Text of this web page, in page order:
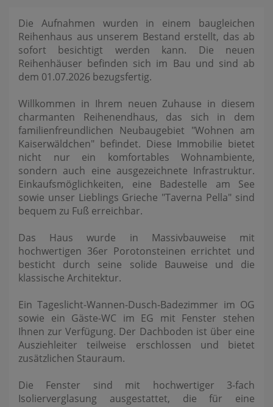
Die Aufnahmen wurden in einem baugleichen
Reihenhaus aus unserem Bestand erstellt, das ab
sofort besichtigt werden kann. Die neuen
Reihenhäuser befinden sich im Bau und sind ab
dem 01.07.2026 bezugsfertig.
Willkommen in Ihrem neuen Zuhause in diesem
charmanten Reihenendhaus, das sich in dem
familienfreundlichen Neubaugebiet "Wohnen am
Kaiserwäldchen" befindet. Diese Immobilie bietet
nicht nur ein komfortables Wohnambiente,
sondern auch eine ausgezeichnete Infrastruktur.
Einkaufsmöglichkeiten, eine Badestelle am See
sowie unser Lieblings Grieche "Taverna Pella" sind
bequem zu Fuß erreichbar.
Das Haus wurde in Massivbauweise mit
hochwertigen 36er Porotonsteinen errichtet und
besticht durch seine solide Bauweise und die
klassische Architektur.
Ein Tageslicht-Wannen-Dusch-Badezimmer im OG
sowie ein Gäste-WC im EG mit Fenster stehen
Ihnen zur Verfügung. Der Dachboden ist über eine
Ausziehleiter teilweise erschlossen und bietet
zusätzlichen Stauraum.
Die Fenster sind mit hochwertiger 3-fach
Isolierverglasung ausgestattet, die für eine